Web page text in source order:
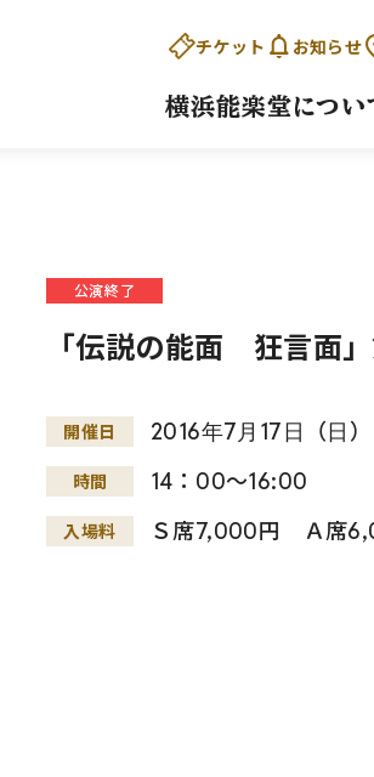
チケット お知らせ
横浜能楽堂につい
公演終了
「伝説の能面 狂言面
開催日 2016年7月 17日 （日 ）
時間 14：00～16:00
入場料 Ｓ席7,000円 Ａ席